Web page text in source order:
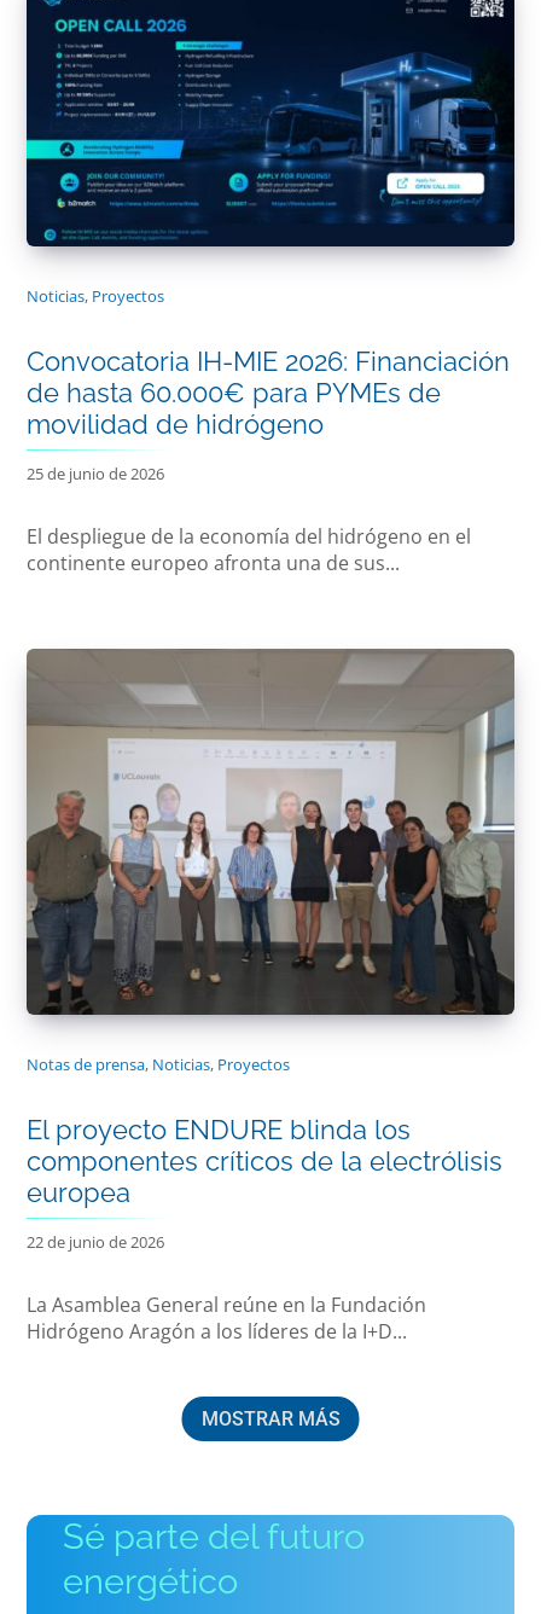
Noticias, Proyectos
Convocatoria IH-MIE 2026: Financiación
de hasta 60.000€ para PYMEs de
movilidad de hidrógeno
25 de junio de 2026
El despliegue de la economía del hidrógeno en el
continente europeo afronta una de sus...
Notas de prensa, Noticias, Proyectos
El proyecto ENDURE blinda los
componentes críticos de la electrólisis
europea
22 de junio de 2026
La Asamblea General reúne en la Fundación
Hidrógeno Aragón a los líderes de la I+D...
MOSTRAR MÁS
Sé parte del futuro
energético